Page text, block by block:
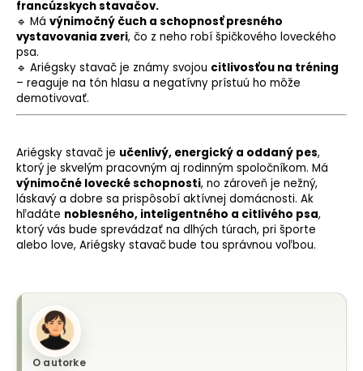
francúzskych stavačov.
🔹 Má výnimočný čuch a schopnosť presného
vystavovania zveri, čo z neho robí špičkového loveckého
psa.
🔹 Ariégsky stavač je známy svojou citlivosťou na tréning
– reaguje na tón hlasu a negatívny prístuú ho môže
demotivovať.
Ariégsky stavač je učenlivý, energický a oddaný pes,
ktorý je skvelým pracovným aj rodinným spoločníkom. Má
výnimočné lovecké schopnosti, no zároveň je nežný,
láskavý a dobre sa prispôsobí aktívnej domácnosti. Ak
hľadáte noblesného, inteligentného a citlivého psa,
ktorý vás bude sprevádzať na dlhých túrach, pri športe
alebo love, Ariégsky stavačbude tou správnou voľbou.
O autorke